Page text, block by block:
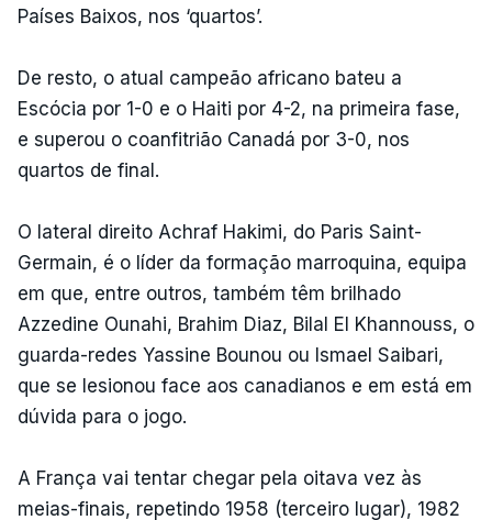
Países Baixos, nos ‘quartos’.
De resto, o atual campeão africano bateu a
Escócia por 1-0 e o Haiti por 4-2, na primeira fase,
e superou o coanfitrião Canadá por 3-0, nos
quartos de final.
O lateral direito Achraf Hakimi, do Paris Saint-
Germain, é o líder da formação marroquina, equipa
em que, entre outros, também têm brilhado
Azzedine Ounahi, Brahim Diaz, Bilal El Khannouss, o
guarda-redes Yassine Bounou ou Ismael Saibari,
que se lesionou face aos canadianos e em está em
dúvida para o jogo.
A França vai tentar chegar pela oitava vez às
meias-finais, repetindo 1958 (terceiro lugar), 1982